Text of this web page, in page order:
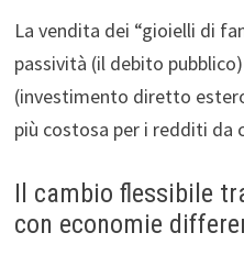
La vendita dei “gioielli di
passività (il debito
(investimento diretto
più costosa per i redditi da
Il cambio flessibile
con economie